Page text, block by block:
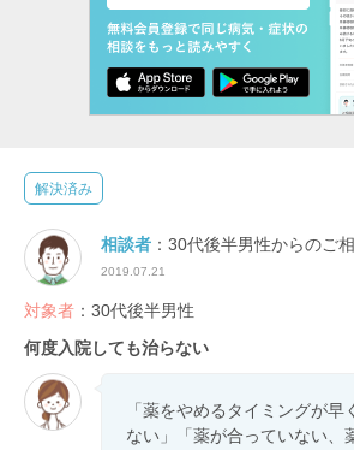
解決済み
相談者 ：30代後半男性からのご
2019.07.21
対象者 ：30代後半男性
何度入院しても治らない
「薬をやめるタイミングが早
ない」「薬が合っていない、